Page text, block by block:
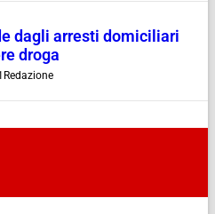
dagli arresti domiciliari
droga
Redazione